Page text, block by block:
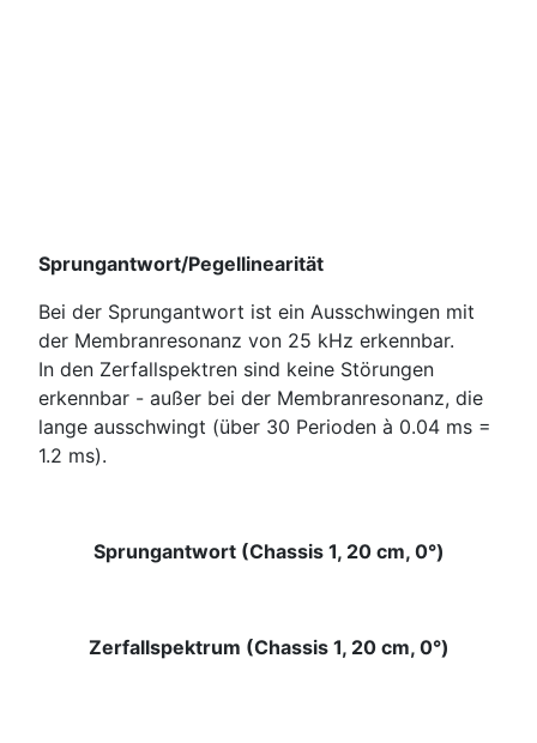
Sprungantwort/Pegellinearität
Bei der Sprungantwort ist ein Ausschwingen mit
der Membranresonanz von 25 kHz erkennbar.
In den Zerfallspektren sind keine Störungen
erkennbar - außer bei der Membranresonanz, die
lange ausschwingt (über 30 Perioden à 0.04 ms =
1.2 ms).
Sprungantwort (Chassis 1, 20 cm, 0°)
Zerfallspektrum (Chassis 1, 20 cm, 0°)